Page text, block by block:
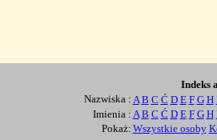
Indeks
Nazwiska : A B C Ć D E F G H
Imienia : A B C Ć D E F G H
Pokaż: Wszystkie osoby